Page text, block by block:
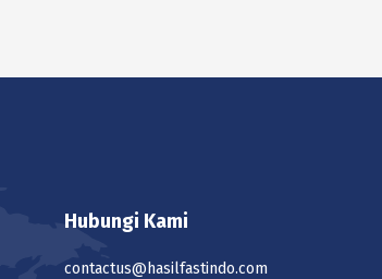
Hubungi Kami
contactus@hasilfastindo.com